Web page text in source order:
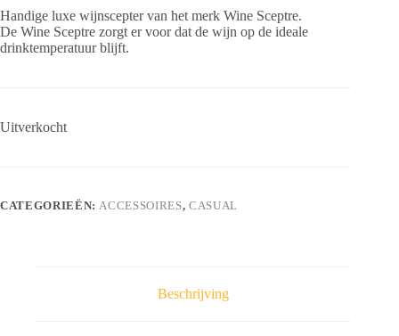
Handige luxe wijnscepter van het merk Wine Sceptre.
De Wine Sceptre zorgt er voor dat de wijn op de ideale
drinktemperatuur blijft.
Uitverkocht
CATEGORIEËN:ACCESSOIRES, CASUAL
Beschrijving